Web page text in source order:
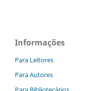
Informações
Para Leitores
Para Autores